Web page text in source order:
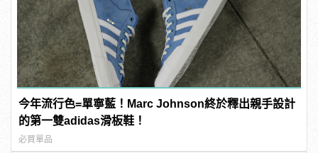
今年流行色=單寧藍！Marc Johnson終於釋出親手設計
的第一雙adidas滑板鞋！
必買單品